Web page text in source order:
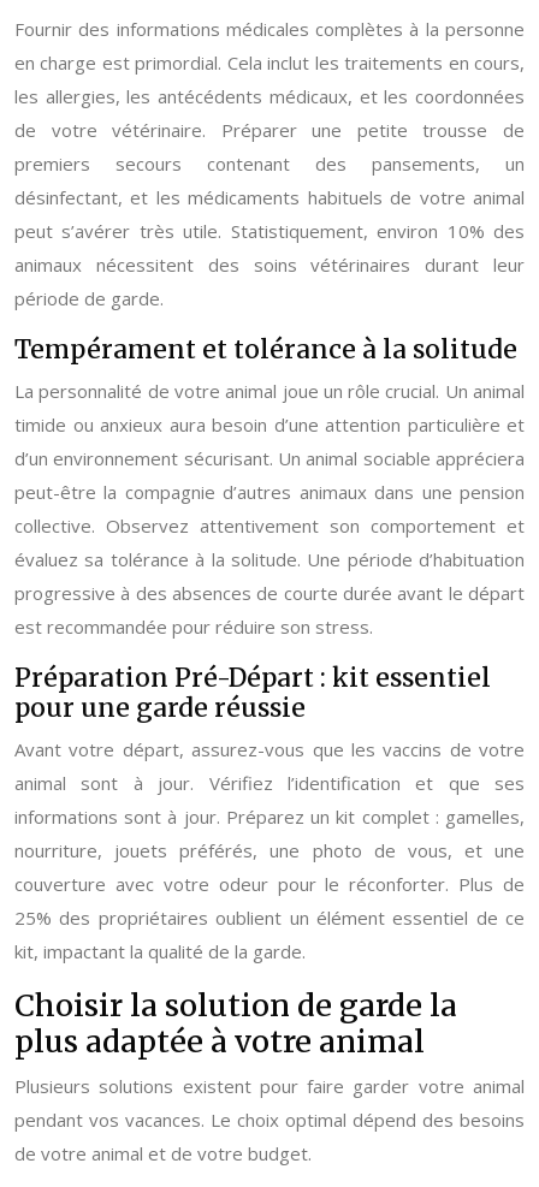
Fournir des informations médicales complètes à la personne
en charge est primordial. Cela inclut les traitements en cours,
les allergies, les antécédents médicaux, et les coordonnées
de votre vétérinaire. Préparer une petite trousse de
premiers secours contenant des pansements, un
désinfectant, et les médicaments habituels de votre animal
peut s’avérer très utile. Statistiquement, environ 10% des
animaux nécessitent des soins vétérinaires durant leur
période de garde.
Tempérament et tolérance à la solitude
La personnalité de votre animal joue un rôle crucial. Un animal
timide ou anxieux aura besoin d’une attention particulière et
d’un environnement sécurisant. Un animal sociable appréciera
peut-être la compagnie d’autres animaux dans une pension
collective. Observez attentivement son comportement et
évaluez sa tolérance à la solitude. Une période d’habituation
progressive à des absences de courte durée avant le départ
est recommandée pour réduire son stress.
Préparation Pré-Départ : kit essentiel
pour une garde réussie
Avant votre départ, assurez-vous que les vaccins de votre
animal sont à jour. Vérifiez l’identification et que ses
informations sont à jour. Préparez un kit complet : gamelles,
nourriture, jouets préférés, une photo de vous, et une
couverture avec votre odeur pour le réconforter. Plus de
25% des propriétaires oublient un élément essentiel de ce
kit, impactant la qualité de la garde.
Choisir la solution de garde la
plus adaptée à votre animal
Plusieurs solutions existent pour faire garder votre animal
pendant vos vacances. Le choix optimal dépend des besoins
de votre animal et de votre budget.